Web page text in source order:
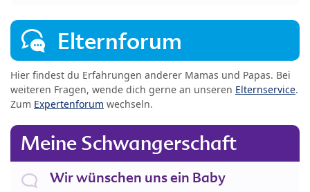
Elternforum
Hier findest du Erfahrungen anderer Mamas und Papas. Bei
weiteren Fragen, wende dich gerne an unseren Elternservice.
Zum Expertenforum wechseln.
Meine Schwangerschaft
Wir wünschen uns ein Baby